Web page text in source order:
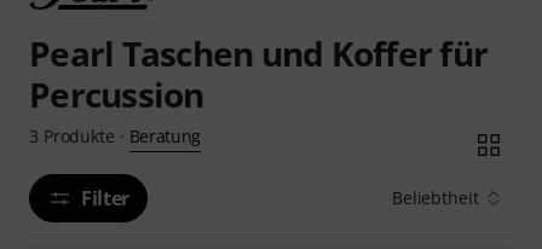
Pearl Taschen und Koffer für
Percussion
3 Produkte · Beratung
Filter Beliebtheit